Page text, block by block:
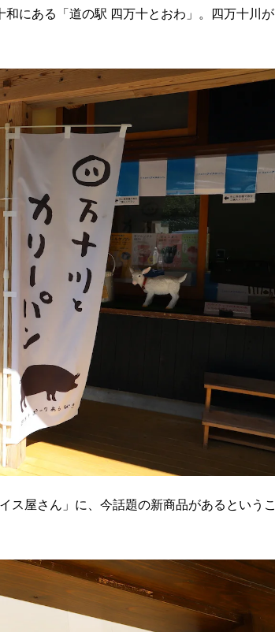
和にある 「道の駅 四万十とおわ」
。四万十川が
ス屋さん」に、今話題の新商品があるというこ